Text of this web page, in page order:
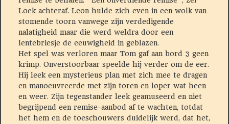
Loek achteraf. Leon hulde zich even in een wolk van
stomende toorn vanwege zijn verdedigende
nalatigheid maar die werd weldra door een
lentebriesje de eeuwigheid in geblazen.
Het spel was verloren maar Tom gaf aan bord 3 geen
krimp. Onverstoorbaar speelde hij verder om de eer.
Hij leek een mysterieus plan met zich mee te dragen
en manoeuvreerde met zijn toren en loper wat heen
en weer. Zijn tegenstander leek geamuseerd en niet
begrijpend een remise-aanbod af te wachten, totdat
het hem en de toeschouwers duidelijk werd, dat het,